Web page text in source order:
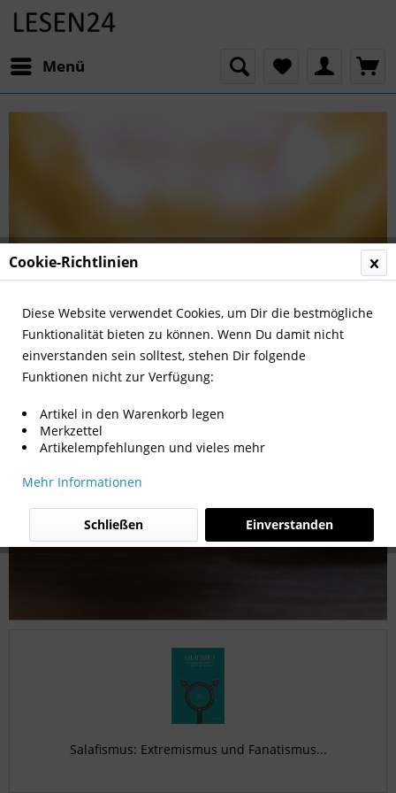
Menü
Salafismus: Extremismus und Fanatismus...
Cookie-Richtlinien
Diese Website verwendet Cookies, um Dir die bestmögliche
Funktionalität bieten zu können. Wenn Du damit nicht
einverstanden sein solltest, stehen Dir folgende
Funktionen nicht zur Verfügung:
Artikel in den Warenkorb legen
Merkzettel
Artikelempfehlungen und vieles mehr
Mehr Informationen
Einverstanden
Schließen